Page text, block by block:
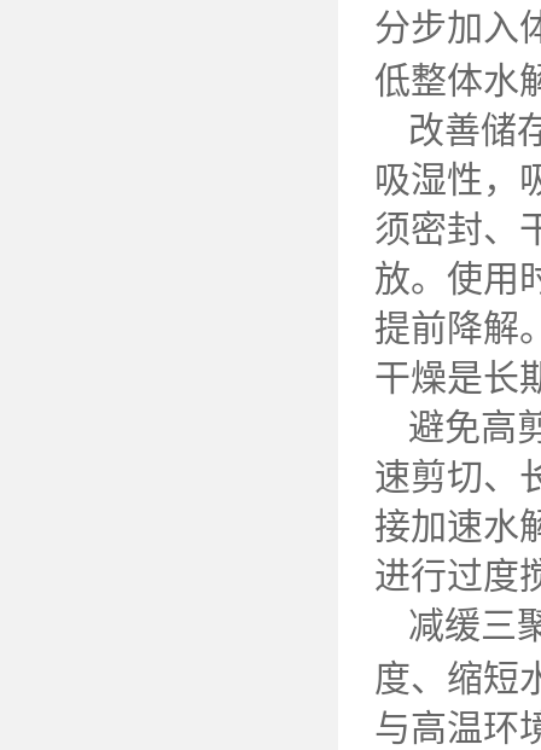
分步加入
低整体水
改善储
吸湿性，
须密封、
放。使用
提前降解
干燥是长
避免高
速剪切、
接加速水
进行过度
减缓三
度、缩短
与高温环